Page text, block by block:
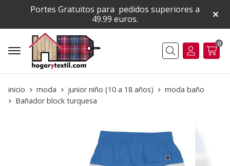
Portes Gratuitos para pedidos superiores a
49.99 euros.
Buscar
0
inicio moda junior niño (10 a 18 años)
moda baño
Bañador block turquesa